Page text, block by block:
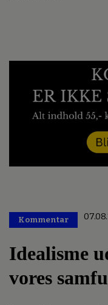
Kommentar
Idealisme
vores